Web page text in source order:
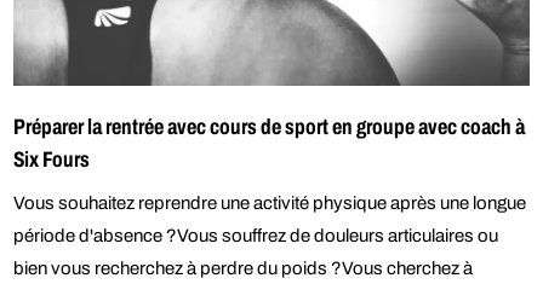
Préparer la rentrée avec cours de sport en groupe avec coach à
Six Fours
Vous souhaitez reprendre une activité physique après une longue
période d'absence ?Vous souffrez de douleurs articulaires ou
bien vous recherchez à perdre du poids ?Vous cherchez à